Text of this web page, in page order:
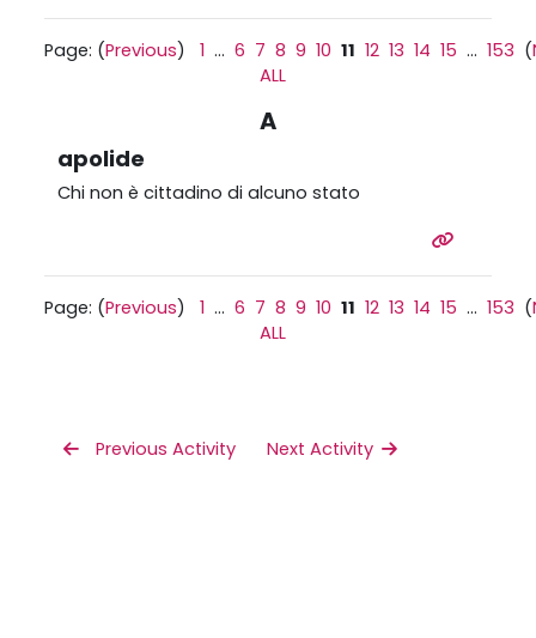
Page: (Previous)1 ...6 7 8 9 10 11 12 13 14 15 ...153 (
ALL
A
apolide
Chi non è cittadino di alcuno stato
Page: (Previous)1 ...6 7 8 9 10 11 12 13 14 15 ...153 (
ALL
Previous Activity Next Activity